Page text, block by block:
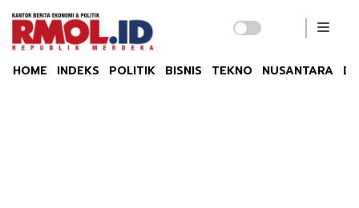
HOME INDEKS POLITIK BISNIS TEKNO NUSANTARA